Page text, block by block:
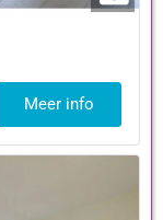
Meer info